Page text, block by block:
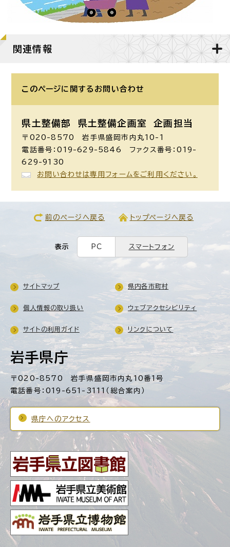
関連情報
このページに関する お問い合わせ
県土整備部 県土整備企画室 企画担当
〒020-8570 岩手県盛岡市内丸10-1
電話番号：019-629-5846 ファクス番号：019-
629-9130
お問い合わせは専用フォームをご利用ください。
前のページへ戻る トップページへ戻る
表示 PC スマートフォン
岩手県庁
〒020-8570 岩手県盛岡市内丸10番1号
電話番号：019-651-3111（総合案内）
県庁へのアクセス
サイトマップ 県内各市町村
個人情報の取り扱い ウェブアクセシビリティ
サイトの利用ガイド リンクについて